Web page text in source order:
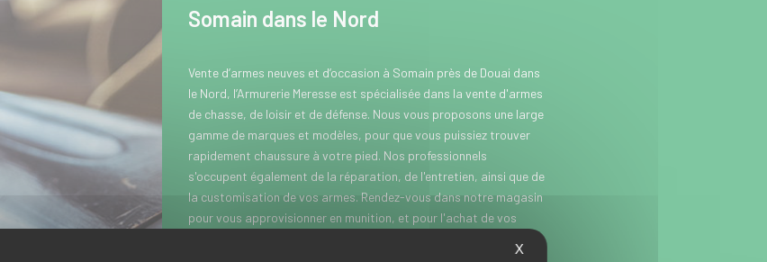
Somain dans le Nord
Vente d’armes neuves et d’occasion à Somain près de Douai dans
le Nord, l’Armurerie Meresse est spécialisée dans la vente d'armes
de chasse, de loisir et de défense. Nous vous proposons une large
gamme de marques et modèles, pour que vous puissiez trouver
rapidement chaussure à votre pied. Nos professionnels
s'occupent également de la réparation, de l'entretien, ainsi que de
la customisation de vos armes. Rendez-vous dans notre magasin
pour vous approvisionner en munition, et pour l'achat de vos
lunettes de chasse...). Vous habitez près de Somain, entre Douai et
X